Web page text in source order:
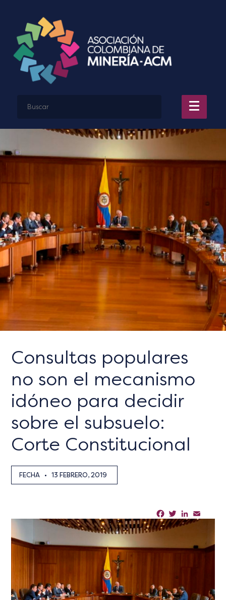
Consultas populares
no son el mecanismo
idóneo para decidir
sobre el subsuelo:
Corte Constitucional
FECHA • 13 FEBRERO, 2019
Facebook
TwitterLinkedIn